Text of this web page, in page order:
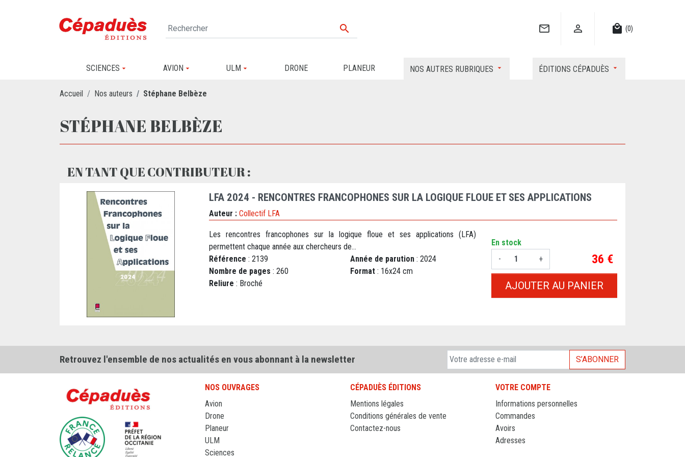
   local_mall (0)
SCIENCES AVION ULM DRONE PLANEUR NOS AUTRES RUBRIQUES ÉDITIONS CÉPADUÈS
Accueil Nos auteurs Stéphane Belbèze
STÉPHANE BELBÈZE
EN TANT QUE CONTRIBUTEUR :
LFA 2024 - RENCONTRES FRANCOPHONES SUR LA LOGIQUE FLOUE ET SES APPLICATIONS
Auteur : Collectif LFA
Les rencontres francophones sur la logique floue et ses applications (LFA)
permettent chaque année aux chercheurs de...
Référence : 2139 Année de parution : 2024
Nombre de pages : 260 Format : 16x24 cm
Reliure : Broché
En stock
-
+ Prix
36 €
AJOUTER AU PANIER
Retrouvez l'ensemble de nos actualités en vous abonnant à la newsletter S’ABONNER
NOS OUVRAGES
Avion
Drone
Planeur
ULM
Sciences
CÉPADUÈS ÉDITIONS
Mentions légales
Conditions générales de vente
Contactez-nous
VOTRE COMPTE
Informations personnelles
Commandes
Avoirs
Adresses